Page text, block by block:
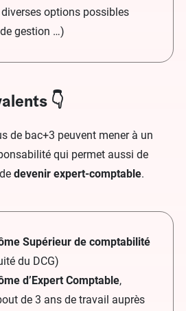
options possibles
gestion …)
👇
de bac+3 peuvent mener à un
qui permet aussi de
devenir expert-comptable.
Supérieur de comptabilité
du DCG)
d’Expert Comptable,
de 3 ans de travail auprès